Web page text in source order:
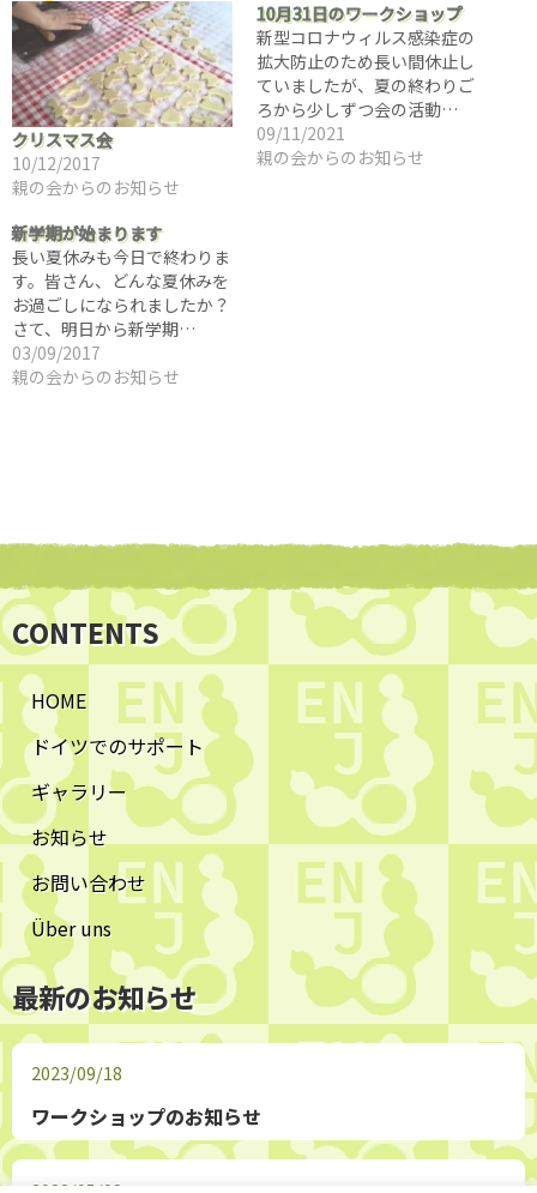
クリスマス会
10/12/2017
親の会からのお知らせ
10月31日のワークショップ
新型コロナウィルス感染症の
拡大防止のため長い間休止し
ていましたが、夏の終わりご
ろから少しずつ会の活動…
09/11/2021
親の会からのお知らせ
新学期が始まります
長い夏休みも今日で終わりま
す。皆さん、どんな夏休みを
お過ごしになられましたか？
さて、明日から新学期…
03/09/2017
親の会からのお知らせ
CONTENTS
HOME
ドイツでのサポート
ギャラリー
お知らせ
お問い合わせ
Über uns
最新のお知らせ
2023/09/18
ワークショップのお知らせ